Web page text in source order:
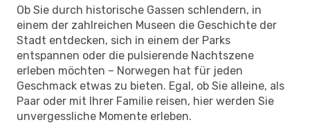
Ob Sie durch historische Gassen schlendern, in
einem der zahlreichen Museen die Geschichte der
Stadt entdecken, sich in einem der Parks
entspannen oder die pulsierende Nachtszene
erleben möchten – Norwegen hat für jeden
Geschmack etwas zu bieten. Egal, ob Sie alleine, als
Paar oder mit Ihrer Familie reisen, hier werden Sie
unvergessliche Momente erleben.